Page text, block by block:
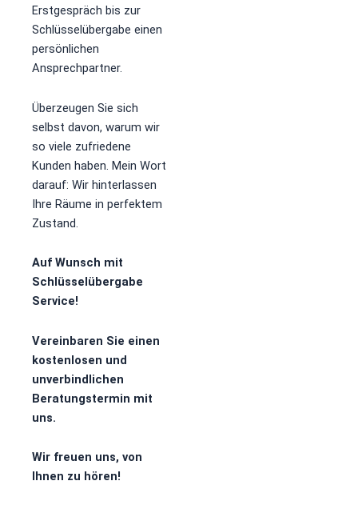
Erstgespräch bis zur
Schlüsselübergabe einen
persönlichen
Ansprechpartner.
Überzeugen Sie sich
selbst davon, warum wir
so viele zufriedene
Kunden haben. Mein Wort
darauf: Wir hinterlassen
Ihre Räume in perfektem
Zustand.
Auf Wunsch mit
Schlüsselübergabe
Service!
Vereinbaren Sie einen
kostenlosen und
unverbindlichen
Beratungstermin mit
uns.
Wir freuen uns, von
Ihnen zu hören!